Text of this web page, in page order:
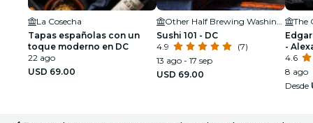
La Cosecha
Tapas españolas con un
toque moderno en DC
22 ago
USD 69.00
Sushi 101 - DC
4.9
(7)
13 ago - 17 sep
USD 69.00
-
4.6
8 ago
Desde